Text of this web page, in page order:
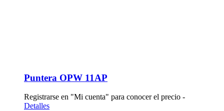
Puntera OPW 11AP
Registrarse en "Mi cuenta" para conocer el precio -
Detalles